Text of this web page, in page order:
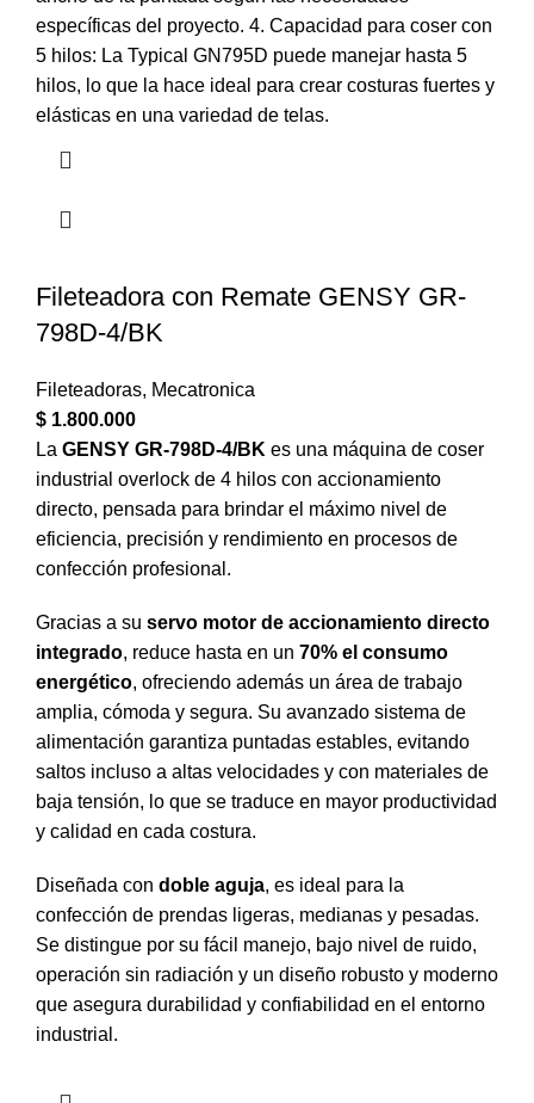
específicas del proyecto. 4. Capacidad para coser con
5 hilos: La Typical GN795D puede manejar hasta 5
hilos, lo que la hace ideal para crear costuras fuertes y
elásticas en una variedad de telas.
Fileteadora con Remate GENSY GR-
798D-4/BK
Fileteadoras, Mecatronica
$ 1.800.000
La GENSY GR-798D-4/BK es una máquina de coser
industrial overlock de 4 hilos con accionamiento
directo, pensada para brindar el máximo nivel de
eficiencia, precisión y rendimiento en procesos de
confección profesional.
Gracias a su servo motor de accionamiento directo
integrado, reduce hasta en un 70% el consumo
energético, ofreciendo además un área de trabajo
amplia, cómoda y segura. Su avanzado sistema de
alimentación garantiza puntadas estables, evitando
saltos incluso a altas velocidades y con materiales de
baja tensión, lo que se traduce en mayor productividad
y calidad en cada costura.
Diseñada con doble aguja, es ideal para la
confección de prendas ligeras, medianas y pesadas.
Se distingue por su fácil manejo, bajo nivel de ruido,
operación sin radiación y un diseño robusto y moderno
que asegura durabilidad y confiabilidad en el entorno
industrial.